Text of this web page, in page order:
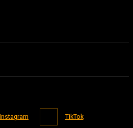
Instagram TikTok